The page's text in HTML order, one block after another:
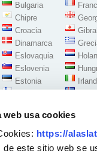
web usa cookies
https://
de este sitio web se
Bulgaria
Chipre
Croacia
Dinamarca
Eslovaquia
Eslovenia
Estonia